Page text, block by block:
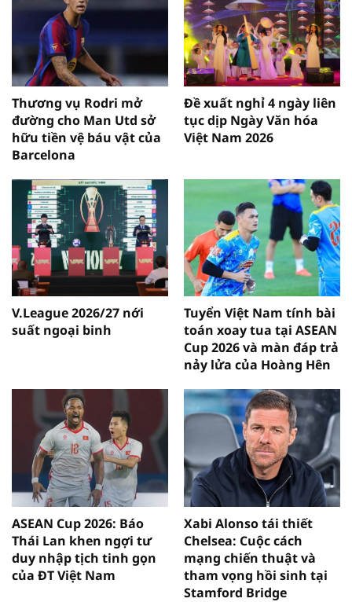
Thương vụ Rodri mở
đường cho Man Utd sở
hữu tiền vệ báu vật của
Barcelona
Đề xuất nghỉ 4 ngày liên
tục dịp Ngày Văn hóa
Việt Nam 2026
V.League 2026/27 nới
suất ngoại binh
Tuyển Việt Nam tính bài
toán xoay tua tại ASEAN
Cup 2026 và màn đáp trả
nảy lửa của Hoàng Hên
ASEAN Cup 2026: Báo
Thái Lan khen ngợi tư
duy nhập tịch tinh gọn
của ĐT Việt Nam
Xabi Alonso tái thiết
Chelsea: Cuộc cách
mạng chiến thuật và
tham vọng hồi sinh tại
Stamford Bridge